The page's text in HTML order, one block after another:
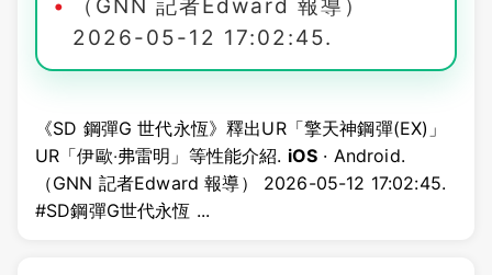
（GNN 記者Edward 報導）
2026-05-12 17:02:45.
《SD 鋼彈G 世代永恆》釋出UR「擎天神鋼彈(EX)」
UR「伊歐‧弗雷明」等性能介紹. iOS · Android.
（GNN 記者Edward 報導） 2026-05-12 17:02:45.
#SD鋼彈G世代永恆 ...